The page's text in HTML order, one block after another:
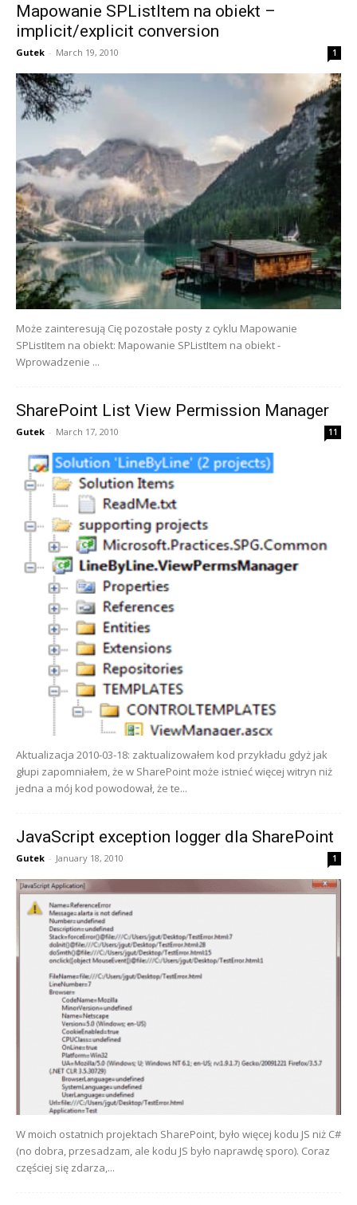
Mapowanie SPListItem na obiekt –
implicit/explicit conversion
Gutek - March 19, 2010 1
Może zainteresują Cię pozostałe posty z cyklu Mapowanie
SPListItem na obiekt: Mapowanie SPListItem na obiekt -
Wprowadzenie ...
SharePoint List View Permission Manager
Gutek - March 17, 2010 11
Aktualizacja 2010-03-18: zaktualizowałem kod przykładu gdyż jak
głupi zapomniałem, że w SharePoint może istnieć więcej witryn niż
jedna a mój kod powodował, że te...
JavaScript exception logger dla SharePoint
Gutek - January 18, 2010 1
W moich ostatnich projektach SharePoint, było więcej kodu JS niż C#
(no dobra, przesadzam, ale kodu JS było naprawdę sporo). Coraz
częściej się zdarza,...